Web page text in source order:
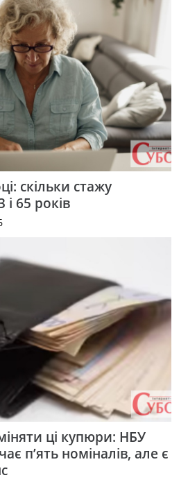
скільки стажу
і 65 років
ці купюри: НБУ
п’ять номіналів, але є